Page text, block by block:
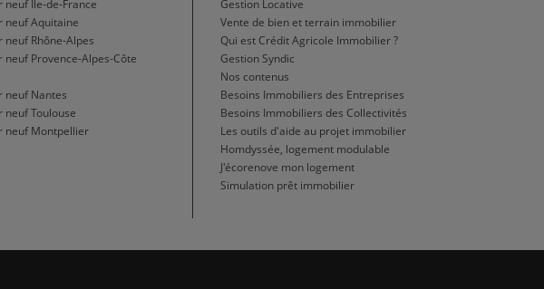
neuf Île-de-France
neuf Aquitaine
neuf Rhône-Alpes
neuf Provence-Alpes-Côte
neuf Nantes
neuf Toulouse
neuf Montpellier
Gestion Locative
Vente de bien et terrain immobilier
Qui est Crédit Agricole Immobilier ?
Gestion Syndic
Nos contenus
Besoins Immobiliers des Entreprises
Besoins Immobiliers des Collectivités
Les outils d'aide au projet immobilier
Homdyssée, logement modulable
J'écorenove mon logement
Simulation prêt immobilier